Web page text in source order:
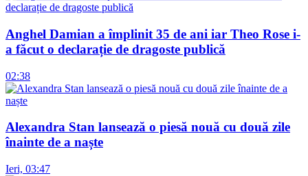
Anghel Damian a împlinit 35 de ani iar Theo Rose i-
a făcut o declarație de dragoste publică
02:38
Alexandra Stan lansează o piesă nouă cu două zile
înainte de a naște
Ieri, 03:47